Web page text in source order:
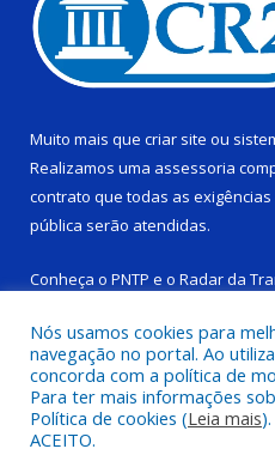
Muito mais que criar site ou
Realizamos uma assessoria
contrato que todas as exigências
pública serão atendidas.
Conheça o PNTP e o Radar da
Todos os direitos reservados a
Nós usamos cookies para
navegação no portal. Ao
concorda com a política de
Para ter mais informações
Política de cookies (Leia mais
ACEITO.